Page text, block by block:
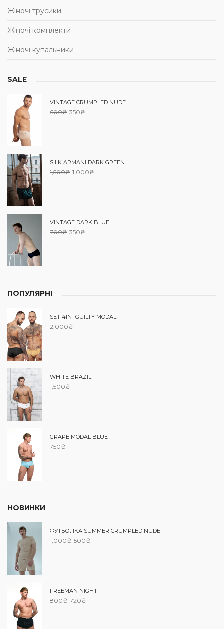
Жіночі трусики
Жіночі комплекти
Жіночі купальники
SALE
VINTAGE CRUMPLED NUDE
600₴ 350₴
SILK ARMANI DARK GREEN
1,500₴ 1,000₴
VINTAGE DARK BLUE
700₴ 350₴
ПОПУЛЯРНІ
SET 4IN1 GUILTY MODAL
2,000₴
WHITE BRAZIL
1,500₴
GRAPE MODAL BLUE
750₴
НОВИНКИ
ФУТБОЛКА SUMMER CRUMPLED NUDE
1,000₴ 500₴
FREEMAN NIGHT
800₴ 720₴